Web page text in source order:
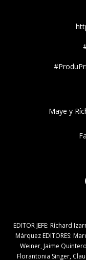
Maye y
EDITOR JEFE: Ríchard
Márquez EDITORES:
Weiner, Jaime
Florantonia Singer,